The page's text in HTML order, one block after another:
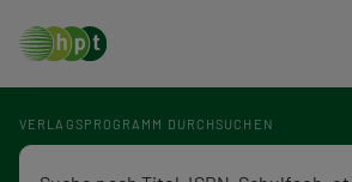
VERLAGSPROGRAMM DURCHSUCHEN
Verlagsprogramm Volltextsuche